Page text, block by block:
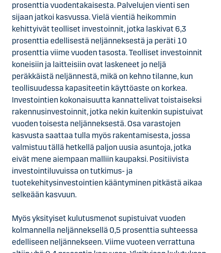
prosenttia vuodentakaisesta. Palvelujen vienti sen
sijaan jatkoi kasvussa. Vielä vientiä heikommin
kehittyivät teolliset investoinnit, jotka laskivat 6,3
prosenttia edellisestä neljänneksestä ja peräti 10
prosenttia viime vuoden tasosta. Teolliset investoinnit
koneisiin ja laitteisiin ovat laskeneet jo neljä
peräkkäistä neljännestä, mikä on kehno tilanne, kun
teollisuudessa kapasiteetin käyttöaste on korkea.
Investointien kokonaisuutta kannattelivat toistaiseksi
rakennusinvestoinnit, jotka nekin kuitenkin supistuivat
vuoden toisesta neljänneksestä. Osa varastojen
kasvusta saattaa tulla myös rakentamisesta, jossa
valmistuu tällä hetkellä paljon uusia asuntoja, jotka
eivät mene aiempaan malliin kaupaksi. Positiivista
investointiluvuissa on tutkimus- ja
tuotekehitysinvestointien kääntyminen pitkästä aikaa
selkeään kasvuun.
Myös yksityiset kulutusmenot supistuivat vuoden
kolmannella neljänneksellä 0,5 prosenttia suhteessa
edelliseen neljännekseen. Viime vuoteen verrattuna